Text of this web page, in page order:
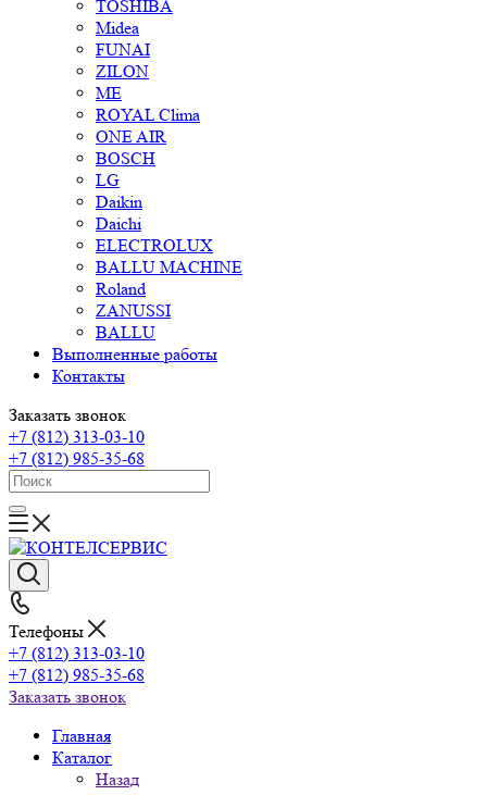
TOSHIBA
Midea
FUNAI
ZILON
ME
ROYAL Clima
ONE AIR
BOSCH
LG
Daikin
Daichi
ELECTROLUX
BALLU MACHINE
Roland
ZANUSSI
BALLU
Выполненные работы
Контакты
Заказать звонок
+7 (812) 313-03-10
+7 (812) 985-35-68
Телефоны
+7 (812) 313-03-10
+7 (812) 985-35-68
Заказать звонок
Главная
Каталог
Назад